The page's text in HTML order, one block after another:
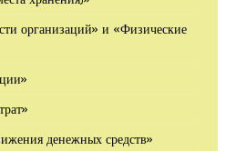
организаций» и «Физические
денежных средств»